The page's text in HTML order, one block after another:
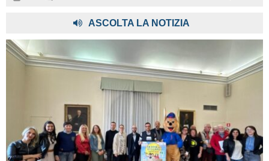
ASCOLTA LA NOTIZIA